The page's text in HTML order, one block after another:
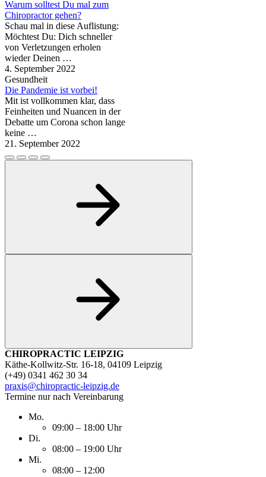
Warum solltest Du mal zum
Chiropractor gehen?
Schau mal in diese Auflistung:
Möchtest Du: Dich schneller
von Verletzungen erholen
wieder Deinen …
4. September 2022
Gesundheit
Die Pandemie ist vorbei!
Mit ist vollkommen klar, dass
Feinheiten und Nuancen in der
Debatte um Corona schon lange
keine …
21. September 2022
CHIROPRACTIC LEIPZIG
Käthe-Kollwitz-Str. 16-18, 04109 Leipzig
(+49) 0341 462 30 34
praxis@chiropractic-leipzig.de
Termine nur nach Vereinbarung
Mo.
09:00 – 18:00 Uhr
Di.
08:00 – 19:00 Uhr
Mi.
08:00 – 12:00